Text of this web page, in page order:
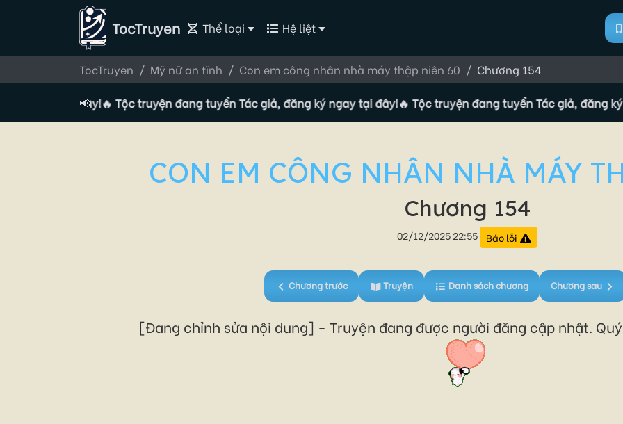
TocTruyen Thể loại Hệ liệt
TocTruyen Mỹ nữ an tĩnh Con em công nhân nhà máy thập niên 60 Chương 154
📢
🔥 Tộc truyện đang tuyển Tác giả, đăng ký ngay tại đây!🔥 Tộc truyện đang tuyển Tác giả, đăng ký
CON EM CÔNG NHÂN NHÀ MÁY
Chương 154
02/12/2025 22:55 Báo lỗi
Chương trước Truyện Danh sách chương Chương sau
[Đang chỉnh sửa nội dung] - Truyện đang được người đăng cập nhật.